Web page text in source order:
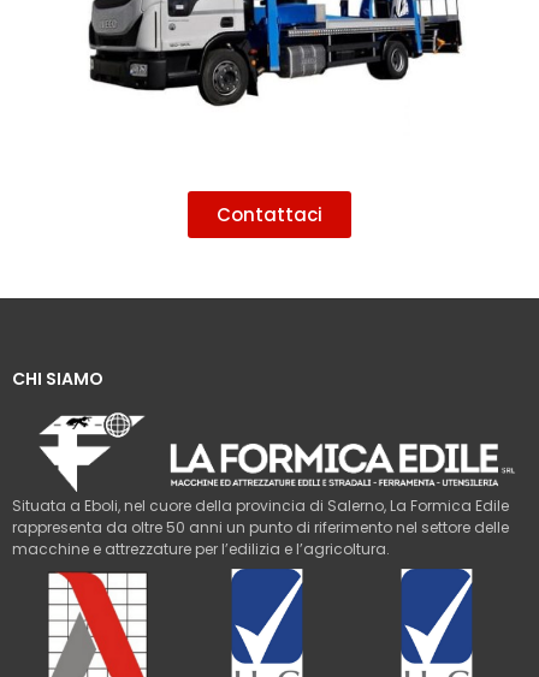
Contattaci
CHI SIAMO
Situata a Eboli, nel cuore della provincia di Salerno, La Formica Edile
rappresenta da oltre 50 anni un punto di riferimento nel settore delle
macchine e attrezzature per l’edilizia e l’agricoltura.